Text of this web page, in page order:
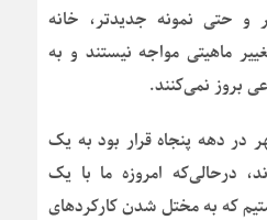
و حتی نمونه جدیدتر، خانه
ماهیتی مواجه نیستند و به
بروز نمی‌کنند.
در دهه پنجاه قرار بود به یک
درحالی‌که امروزه ما با یک
که به مختل شدن کارکردهای